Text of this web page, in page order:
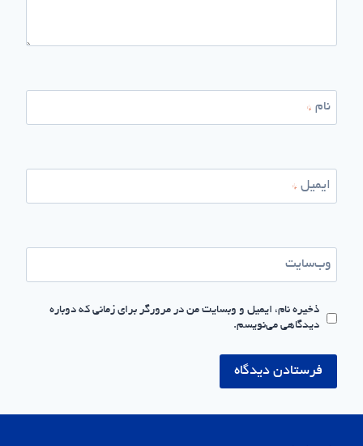
نام *
ایمیل *
وب‌سایت
ذخیره نام، ایمیل و وبسایت من در مرورگر برای زمانی که دوباره
دیدگاهی می‌نویسم.